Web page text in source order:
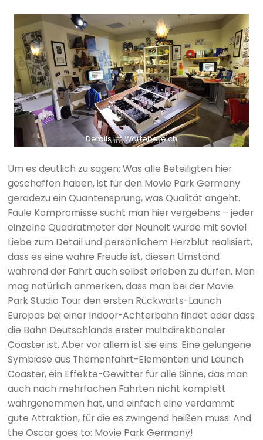
Details im Wartebereich
Um es deutlich zu sagen: Was alle Beteiligten hier
geschaffen haben, ist für den Movie Park Germany
geradezu ein Quantensprung, was Qualität angeht.
Faule Kompromisse sucht man hier vergebens – jeder
einzelne Quadratmeter der Neuheit wurde mit soviel
Liebe zum Detail und persönlichem Herzblut realisiert,
dass es eine wahre Freude ist, diesen Umstand
während der Fahrt auch selbst erleben zu dürfen. Man
mag natürlich anmerken, dass man bei der Movie
Park Studio Tour den ersten Rückwärts-Launch
Europas bei einer Indoor-Achterbahn findet oder dass
die Bahn Deutschlands erster multidirektionaler
Coaster ist. Aber vor allem ist sie eins: Eine gelungene
Symbiose aus Themenfahrt-Elementen und Launch
Coaster, ein Effekte-Gewitter für alle Sinne, das man
auch nach mehrfachen Fahrten nicht komplett
wahrgenommen hat, und einfach eine verdammt
gute Attraktion, für die es zwingend heißen muss: And
the Oscar goes to: Movie Park Germany!